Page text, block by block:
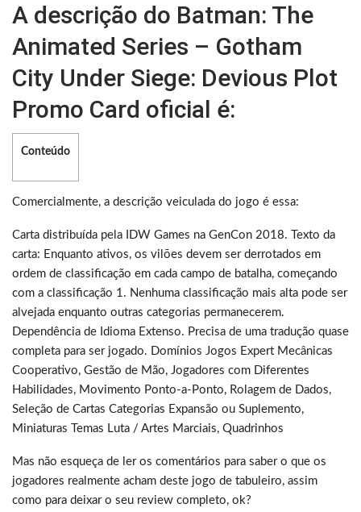
A descrição do Batman: The
Animated Series – Gotham
City Under Siege: Devious Plot
Promo Card oficial é:
Conteúdo
Comercialmente, a descrição veiculada do jogo é essa:
Carta distribuída pela IDW Games na GenCon 2018. Texto da
carta: Enquanto ativos, os vilões devem ser derrotados em
ordem de classificação em cada campo de batalha, começando
com a classificação 1. Nenhuma classificação mais alta pode ser
alvejada enquanto outras categorias permanecerem.
Dependência de Idioma Extenso. Precisa de uma tradução quase
completa para ser jogado. Domínios Jogos Expert Mecânicas
Cooperativo, Gestão de Mão, Jogadores com Diferentes
Habilidades, Movimento Ponto-a-Ponto, Rolagem de Dados,
Seleção de Cartas Categorias Expansão ou Suplemento,
Miniaturas Temas Luta / Artes Marciais, Quadrinhos
Mas não esqueça de ler os comentários para saber o que os
jogadores realmente acham deste jogo de tabuleiro, assim
como para deixar o seu review completo, ok?